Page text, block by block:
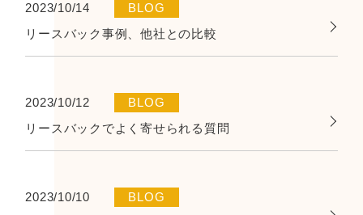
2023/10/14
BLOG
リースバック事例、他社との比較
2023/10/12
BLOG
リースバックでよく寄せられる質問
2023/10/10
BLOG